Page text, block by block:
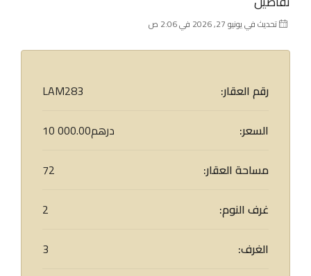
تحديث في يونيو 27, 2026 في 2:06 ص
رقم العقار:
LAM283
السعر:
10 000.00درهم
مساحة العقار:
72
غرف النوم:
2
الغرف:
3